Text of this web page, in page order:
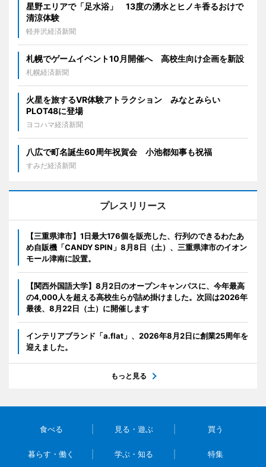
星野エリアで「足水浴」 13度の湧水とヒノキ香るおけで
清涼体験
軽井沢経済新聞
札幌でゲームイベント10月開催へ 高校生向け企画を新設
札幌経済新聞
火星を旅するVR体験アトラクション みなとみらい
PLOT48に登場
ヨコハマ経済新聞
八広で町名誕生60周年祝賀会 小池都知事も祝福
すみだ経済新聞
プレスリリース
【三重県津市】1日最大176個を販売した、行列のできるわたあ
め自販機「CANDY SPIN」8月8日（土）、三重県津市のイオン
モール津南に設置。
【関西外国語大学】8月2日のオープンキャンパスに、今年最高
の4,000人を超える高校生らが詰め掛けました。次回は2026年
最後、8月22日（土）に開催します
インテリアブランド「a.flat」、2026年8月2日に創業25周年を
迎えました。
もっと見る
食べる 見る・遊ぶ 買う
暮らす・働く 学ぶ・知る 特集